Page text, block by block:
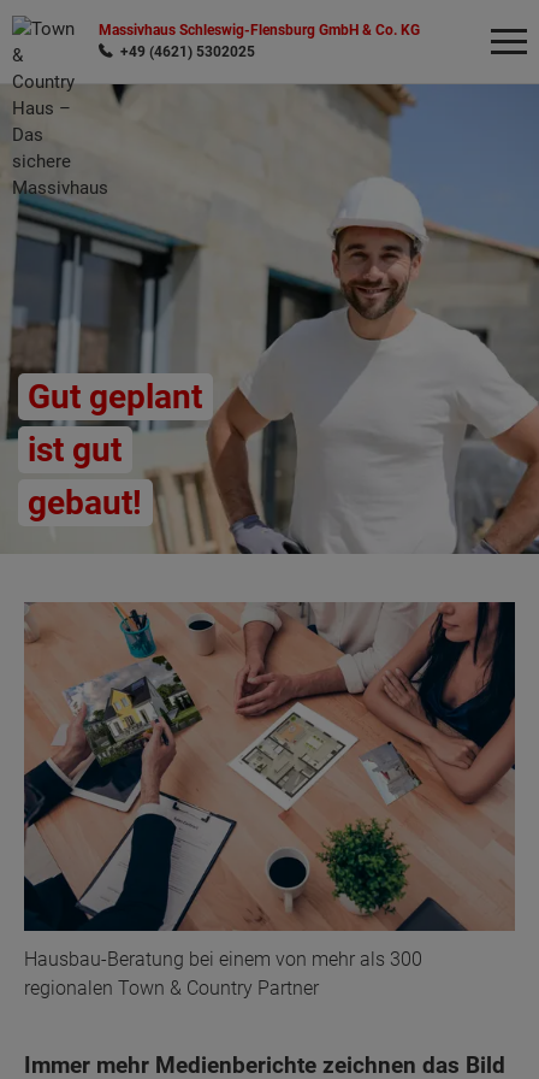
Massivhaus Schleswig-Flensburg GmbH & Co. KG
+49 (4621) 5302025
Gut geplant
ist gut
gebaut!
Hausbau-Beratung bei einem von mehr als 300
regionalen Town & Country Partner
Immer mehr Medienberichte zeichnen das Bild
Wonach möchten Sie suchen?